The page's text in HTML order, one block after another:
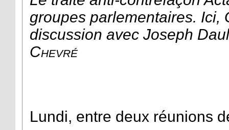
groupes parlementaires. Ici,
discussion avec Joseph
Chevré
Lundi, entre deux réunions